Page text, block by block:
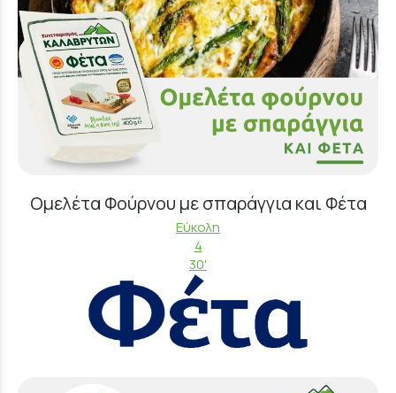
Ομελέτα Φούρνου με σπαράγγια και Φέτα
Εύκολη
4
30'